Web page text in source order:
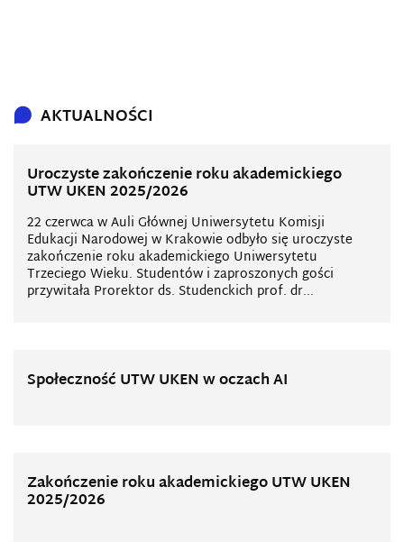
AKTUALNOŚCI
Uroczyste zakończenie roku akademickiego
UTW UKEN 2025/2026
22 czerwca w Auli Głównej Uniwersytetu Komisji
Edukacji Narodowej w Krakowie odbyło się uroczyste
zakończenie roku akademickiego Uniwersytetu
Trzeciego Wieku. Studentów i zaproszonych gości
przywitała Prorektor ds. Studenckich prof. dr...
Społeczność UTW UKEN w oczach AI
Zakończenie roku akademickiego UTW UKEN
2025/2026